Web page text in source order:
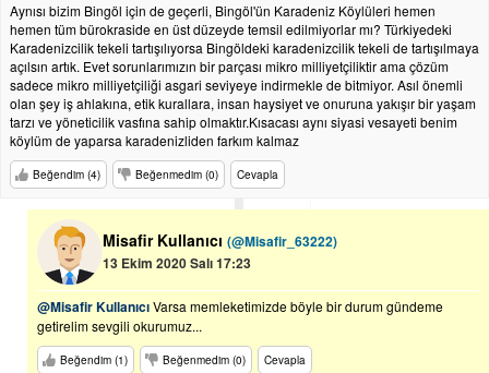
Aynısı bizim Bingöl için de geçerli, Bingöl'ün Karadeniz Köylüleri hemen
hemen tüm bürokraside en üst düzeyde temsil edilmiyorlar mı? Türkiyedeki
Karadenizcilik tekeli tartışılıyorsa Bingöldeki karadenizcilik tekeli de tartışılmaya
açılsın artık. Evet sorunlarımızın bir parçası mikro milliyetçiliktir ama çözüm
sadece mikro milliyetçiliği asgari seviyeye indirmekle de bitmiyor. Asıl önemli
olan şey iş ahlakına, etik kurallara, insan haysiyet ve onuruna yakışır bir yaşam
tarzı ve yöneticilik vasfına sahip olmaktır.Kısacası aynı siyasi vesayeti benim
köylüm de yaparsa karadenizliden farkım kalmaz
Beğendim (4) Beğenmedim (0) Cevapla
Misafir Kullanıcı (@Misafir_63222)
13 Ekim 2020 Salı 17:23
@Misafir KullanıcıVarsa memleketimizde böyle bir durum gündeme
getirelim sevgili okurumuz...
Beğendim (1) Beğenmedim (0) Cevapla